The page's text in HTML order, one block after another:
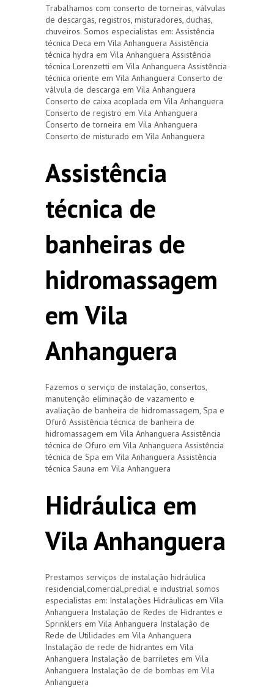
Trabalhamos com conserto de torneiras, válvulas
de descargas, registros, misturadores, duchas,
chuveiros. Somos especialistas em: Assistência
técnica Deca em Vila Anhanguera Assistência
técnica hydra em Vila Anhanguera Assistência
técnica Lorenzetti em Vila Anhanguera Assistência
técnica oriente em Vila Anhanguera Conserto de
válvula de descarga em Vila Anhanguera
Conserto de caixa acoplada em Vila Anhanguera
Conserto de registro em Vila Anhanguera
Conserto de torneira em Vila Anhanguera
Conserto de misturado em Vila Anhanguera
Assistência
técnica de
banheiras de
hidromassagem
em Vila
Anhanguera
Fazemos o serviço de instalação, consertos,
manutenção eliminação de vazamento e
avaliação de banheira de hidromassagem, Spa e
Ofurô Assistência técnica de banheira de
hidromassagem em Vila Anhanguera Assistência
técnica de Ofuro em Vila Anhanguera Assistência
técnica de Spa em Vila Anhanguera Assistência
técnica Sauna em Vila Anhanguera
Hidráulica em
Vila Anhanguera
Prestamos serviços de instalação hidráulica
residencial,comercial,predial e industrial somos
especialistas em: Instalações Hidráulicas em Vila
Anhanguera Instalação de Redes de Hidrantes e
Sprinklers em Vila Anhanguera Instalação de
Rede de Utilidades em Vila Anhanguera
Instalação de rede de hidrantes em Vila
Anhanguera Instalação de barriletes em Vila
Anhanguera Instalação de de bombas em Vila
Anhanguera